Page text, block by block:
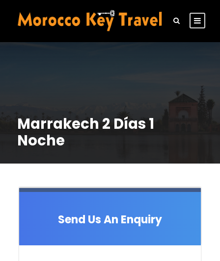
Marrakech 2 Días 1
Noche
Send Us An Enquiry